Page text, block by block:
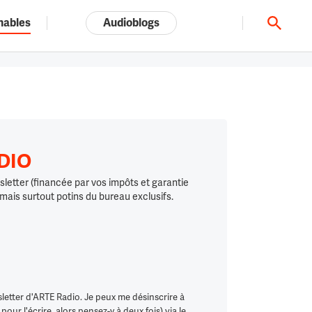
Tout l'univers ARTE.tv
Audioblogs
(financée par vos impôts et garantie
surtout potins du bureau exclusifs.
d'ARTE Radio. Je peux me désinscrire à